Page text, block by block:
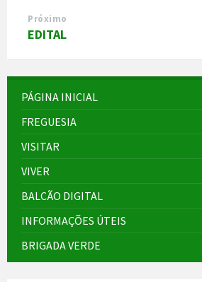
Próximo
EDITAL
PÁGINA INICIAL
FREGUESIA
VISITAR
VIVER
BALCÃO DIGITAL
INFORMAÇÕES ÚTEIS
BRIGADA VERDE